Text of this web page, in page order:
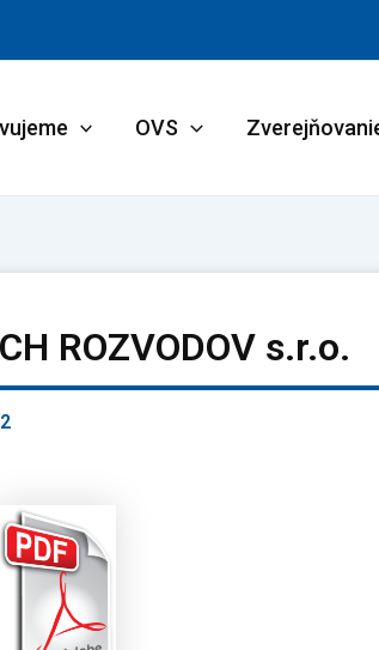
OVS
ROZVODOV s.r.o.